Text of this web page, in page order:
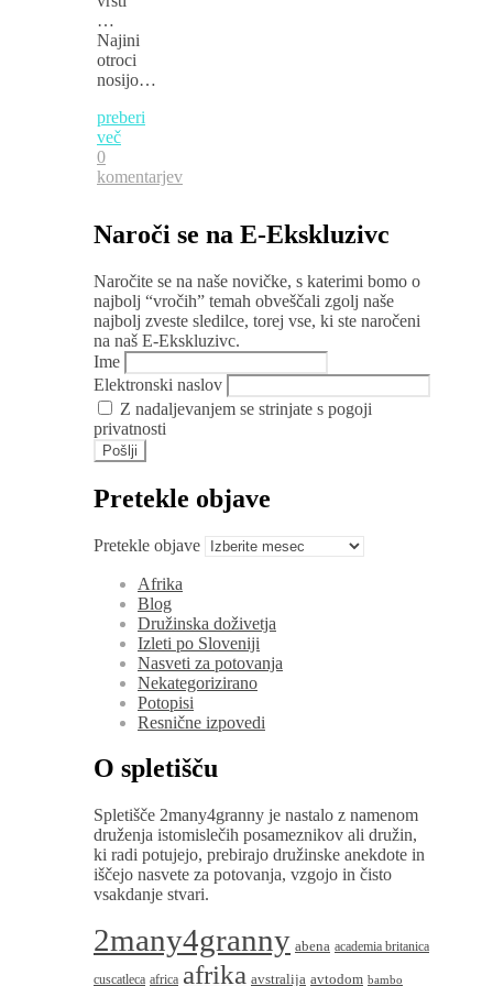
…
Najini
otroci
nosijo…
preberi
več
0
komentarjev
Naroči se na E-Ekskluzivc
Naročite se na naše novičke, s katerimi bomo o
najbolj “vročih” temah obveščali zgolj naše
najbolj zveste sledilce, torej vse, ki ste naročeni
na naš E-Ekskluzivc.
Ime
Elektronski naslov
Z nadaljevanjem se strinjate s pogoji
privatnosti
Pretekle objave
Pretekle objave
Afrika
Blog
Družinska doživetja
Izleti po Sloveniji
Nasveti za potovanja
Nekategorizirano
Potopisi
Resnične izpovedi
O spletišču
Spletišče 2many4granny je nastalo z namenom
druženja istomislečih posameznikov ali družin,
ki radi potujejo, prebirajo družinske anekdote in
iščejo nasvete za potovanja, vzgojo in čisto
vsakdanje stvari.
2many4granny abena academia britanica
cuscatleca africa afrika avstralija avtodom bambo